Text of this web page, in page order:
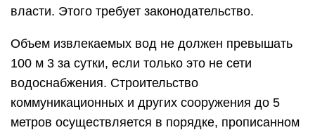
власти. Этого требует законодательство.
Объем извлекаемых вод не должен превышать
100 м 3 за сутки, если только это не сети
водоснабжения. Строительство
коммуникационных и других сооружения до 5
метров осуществляется в порядке, прописанном